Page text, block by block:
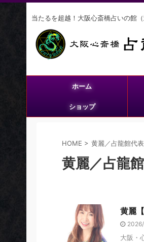
当たるを超越！大阪心斎橋占いの館
ホーム
ショップ
HOME > 黄麗／占龍館代表
黄麗／占龍
黄麗
大阪・